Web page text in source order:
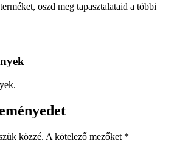
oszd meg tapasztalataid a többi
közzé. A kötelező mezőket *